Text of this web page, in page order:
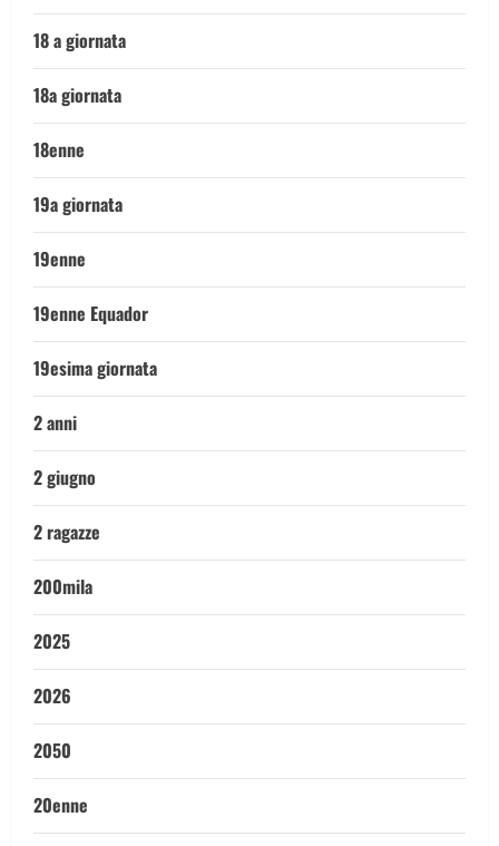
18 a giornata
18a giornata
18enne
19a giornata
19enne
19enne Equador
19esima giornata
2 anni
2 giugno
2 ragazze
200mila
2025
2026
2050
20enne